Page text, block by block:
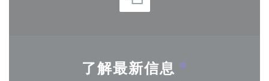
了解最新信息 *